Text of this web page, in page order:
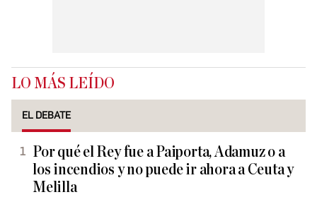
LO MÁS LEÍDO
EL DEBATE
Por qué el Rey fue a Paiporta, Adamuz o a
los incendios y no puede ir ahora a Ceuta y
Melilla